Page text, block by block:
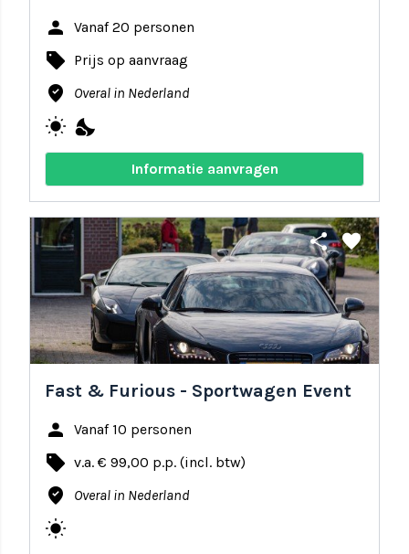
person Vanaf 20 personen
local_offer Prijs op aanvraag
where_to_vote Overal in Nederland
wb_sunny nights_stay
Informatie aanvragen
share favorite
Fast & Furious - Sportwagen Event
person Vanaf 10 personen
local_offer v.a. € 99,00 p.p. (incl. btw)
where_to_vote Overal in Nederland
wb_sunny